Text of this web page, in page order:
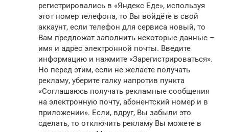
регистрировались в «Яндекс Еде», используя
этот номер телефона, то Вы войдёте в свой
аккаунт, если телефон для сервиса новый, то
Вам предложат заполнить некоторые данные –
имя и адрес электронной почты. Введите
информацию и нажмите «Зарегистрироваться».
Но перед этим, если не желаете получать
рекламу, уберите галку напротив пункта
«Соглашаюсь получать рекламные сообщения
на электронную почту, абонентский номер и в
приложении». Если, вдруг, Вы забыли это
сделать, то отключить рекламу Вы можете в